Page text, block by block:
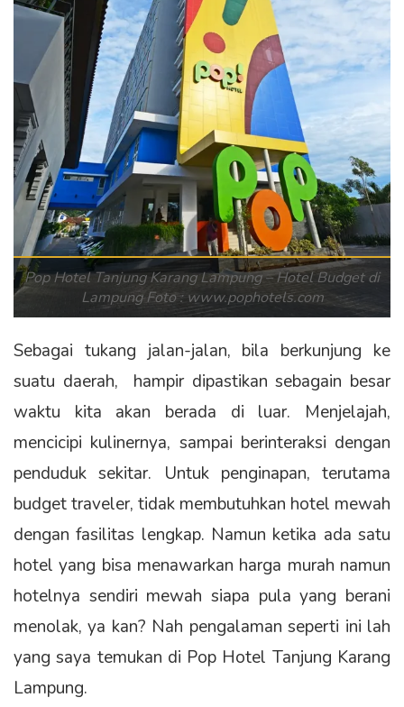
Pop Hotel Tanjung Karang Lampung – Hotel Budget di
Lampung Foto : www.pophotels.com
Sebagai tukang jalan-jalan, bila berkunjung ke
suatu daerah, hampir dipastikan sebagain besar
waktu kita akan berada di luar. Menjelajah,
mencicipi kulinernya, sampai berinteraksi dengan
penduduk sekitar. Untuk penginapan, terutama
budget traveler, tidak membutuhkan hotel mewah
dengan fasilitas lengkap. Namun ketika ada satu
hotel yang bisa menawarkan harga murah namun
hotelnya sendiri mewah siapa pula yang berani
menolak, ya kan? Nah pengalaman seperti ini lah
yang saya temukan di Pop Hotel Tanjung Karang
Lampung.